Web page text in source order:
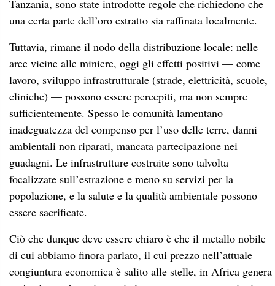
Tanzania, sono state introdotte regole che richiedono che
una certa parte dell’oro estratto sia raffinata localmente.
Tuttavia, rimane il nodo della distribuzione locale: nelle
aree vicine alle miniere, oggi gli effetti positivi — come
lavoro, sviluppo infrastrutturale (strade, elettricità, scuole,
cliniche) — possono essere percepiti, ma non sempre
sufficientemente. Spesso le comunità lamentano
inadeguatezza del compenso per l’uso delle terre, danni
ambientali non riparati, mancata partecipazione nei
guadagni. Le infrastrutture costruite sono talvolta
focalizzate sull’estrazione e meno su servizi per la
popolazione, e la salute e la qualità ambientale possono
essere sacrificate.
Ciò che dunque deve essere chiaro è che il metallo nobile
di cui abbiamo finora parlato, il cui prezzo nell’attuale
congiuntura economica è salito alle stelle, in Africa genera